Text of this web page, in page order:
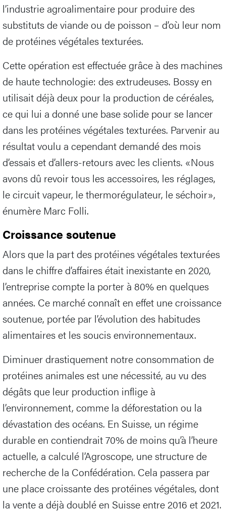
l’industrie agroalimentaire pour produire des
substituts de viande ou de poisson – d’où leur nom
de protéines végétales texturées.
Cette opération est effectuée grâce à des machines
de haute technologie: des extrudeuses. Bossy en
utilisait déjà deux pour la production de céréales,
ce qui lui a donné une base solide pour se lancer
dans les protéines végétales texturées. Parvenir au
résultat voulu a cependant demandé des mois
d’essais et d’allers-retours avec les clients. «Nous
avons dû revoir tous les accessoires, les réglages,
le circuit vapeur, le thermorégulateur, le séchoir»,
énumère Marc Folli.
Croissance soutenue
Alors que la part des protéines végétales texturées
dans le chiffre d’affaires était inexistante en 2020,
l’entreprise compte la porter à 80% en quelques
années. Ce marché connaît en effet une croissance
soutenue, portée par l’évolution des habitudes
alimentaires et les soucis environnementaux.
Diminuer drastiquement notre consommation de
protéines animales est une nécessité, au vu des
dégâts que leur production inflige à
l’environnement, comme la déforestation ou la
dévastation des océans. En Suisse, un régime
durable en contiendrait 70% de moins qu’à l’heure
actuelle, a calculé l’Agroscope, une structure de
recherche de la Confédération. Cela passera par
une place croissante des protéines végétales, dont
la vente a déjà doublé en Suisse entre 2016 et 2021.